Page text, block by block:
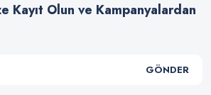
Kayıt Olun ve Kampanyalardan
GÖNDER